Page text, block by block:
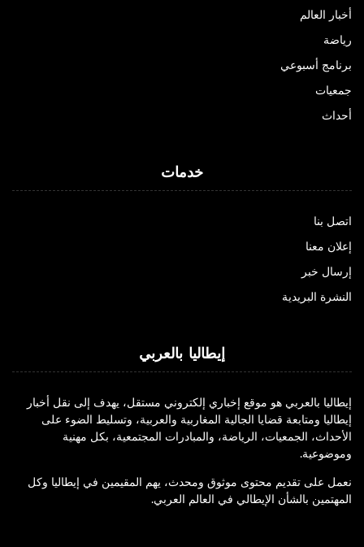
أخبار العالم
رياضة
برنامج أسبوعي
جمعيات
أحداث
خدمات
اتصل بنا
إعلان معنا
إرسال خبر
النشرة البريدية
إيطاليا بالعربي
إيطاليا بالعربي هو موقع إخباري إلكتروني مستقل، يهدف إلى نقل أخبار
إيطاليا ومتابعة قضايا الجالية المغاربية والعربية، وتسليط الضوء على
الأحداث، الجمعيات، الرياضة، والمبادرات المجتمعية، بكل مهنية
وموضوعية.
نعمل على تقديم محتوى موثوق ومحدث، يهم المقيمين في إيطاليا وكل
المهتمين بالشأن الإيطالي في العالم العربي.